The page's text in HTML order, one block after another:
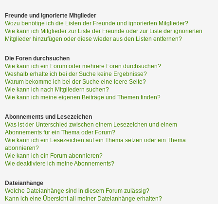
Freunde und ignorierte Mitglieder
Wozu benötige ich die Listen der Freunde und ignorierten Mitglieder?
Wie kann ich Mitglieder zur Liste der Freunde oder zur Liste der ignorierten
Mitglieder hinzufügen oder diese wieder aus den Listen entfernen?
Die Foren durchsuchen
Wie kann ich ein Forum oder mehrere Foren durchsuchen?
Weshalb erhalte ich bei der Suche keine Ergebnisse?
Warum bekomme ich bei der Suche eine leere Seite?
Wie kann ich nach Mitgliedern suchen?
Wie kann ich meine eigenen Beiträge und Themen finden?
Abonnements und Lesezeichen
Was ist der Unterschied zwischen einem Lesezeichen und einem
Abonnements für ein Thema oder Forum?
Wie kann ich ein Lesezeichen auf ein Thema setzen oder ein Thema
abonnieren?
Wie kann ich ein Forum abonnieren?
Wie deaktiviere ich meine Abonnements?
Dateianhänge
Welche Dateianhänge sind in diesem Forum zulässig?
Kann ich eine Übersicht all meiner Dateianhänge erhalten?